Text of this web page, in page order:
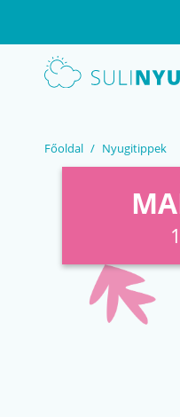
Főoldal Nyugitippek